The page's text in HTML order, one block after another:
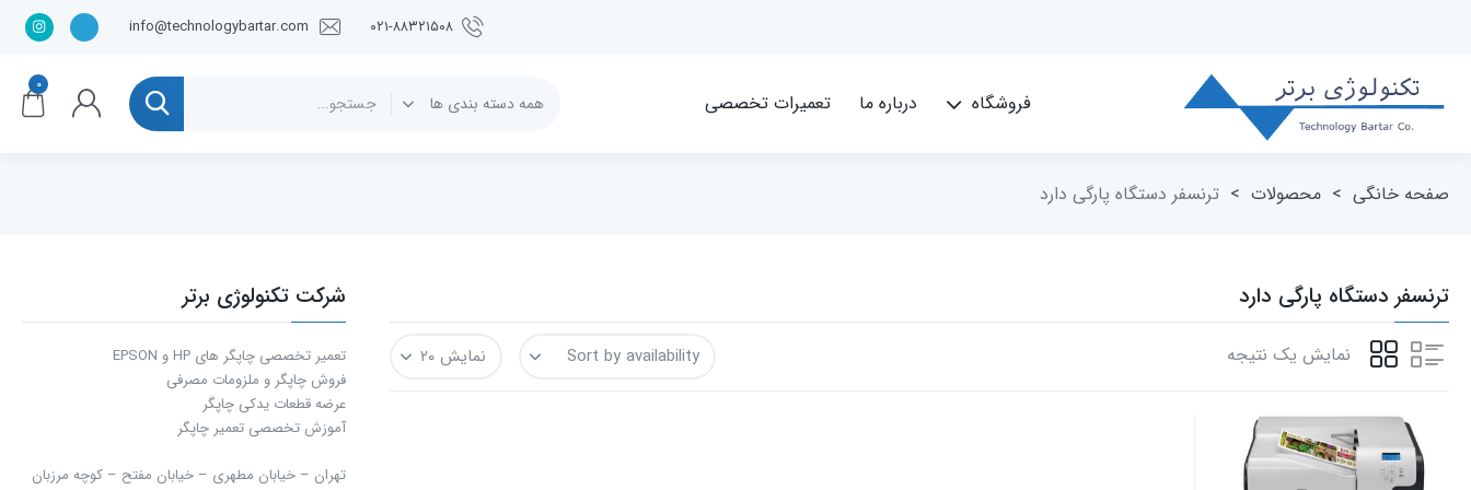
info@technologybartar.com ۰۲۱-۸۸۳۲۱۵۰۸
فروشگاه درباره ما تعمیرات تخصصی
۰
صفحه خانگی > محصولات > ترنسفر دستگاه پارگی دارد
ترنسفر دستگاه پارگی دارد
نمایش یک نتیجه
شرکت تکنولوژی برتر
تعمیر تخصصی چاپگر های HP و EPSON
فروش چاپگر و ملزومات مصرفی
عرضه قطعات یدکی چاپگر
آموزش تخصصی تعمیر چاپگر
تهران – خیابان مطهری – خیابان مفتح – كوچه مرزبان